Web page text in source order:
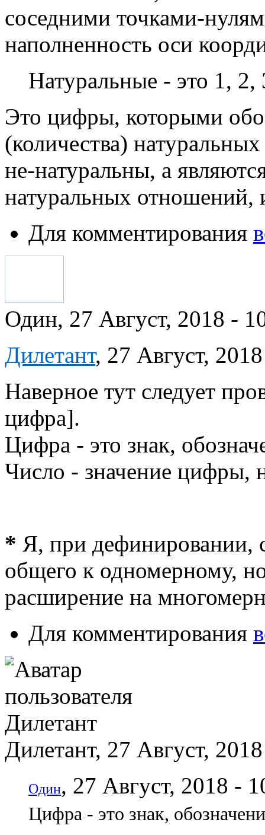
соседними точками-
наполненность оси
Натуральные - это 1, 2,
Это цифры, которыми
(количества)
не-натуральны, а
натуральных
Для комментирования
Один, 27 Август, 2018 -
Дилетант, 27 Август,
Наверное тут следует
цифра].
Цифра - это знак,
Число - значение цифры,
* Я, при дефинировании,
общего к одномерному,
расширение на
Для комментирования
Дилетант, 27 Август,
Один, 27 Август, 2018 -
Цифра - это знак,